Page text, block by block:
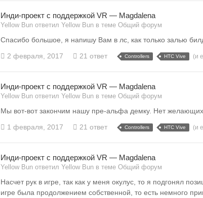
Инди-проект с поддержкой VR — Magdalena
Yellow Bun ответил Yellow Bun в темеОбщий форум
Спасибо большое, я напишу Вам в лс, как только залью
2 февраля, 2017
21 ответ Controllers HTC Vive (и
Инди-проект с поддержкой VR — Magdalena
Yellow Bun ответил Yellow Bun в темеОбщий форум
Мы вот-вот закончим нашу пре-альфа демку. Нет желающих
1 февраля, 2017
21 ответ Controllers HTC Vive (и
Инди-проект с поддержкой VR — Magdalena
Yellow Bun ответил Yellow Bun в темеОбщий форум
Насчет рук в игре, так как у меня окулус, то я подгонял
игре была продолжением собственной, то есть немного